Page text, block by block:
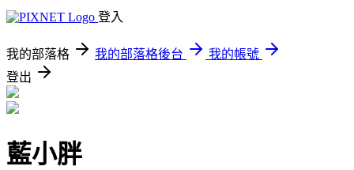
登入
我的部落格 我的部落格後台
我的帳號
登出
藍小胖